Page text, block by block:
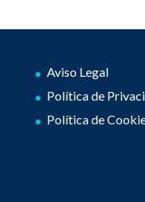
Aviso Legal
Política de
Política de